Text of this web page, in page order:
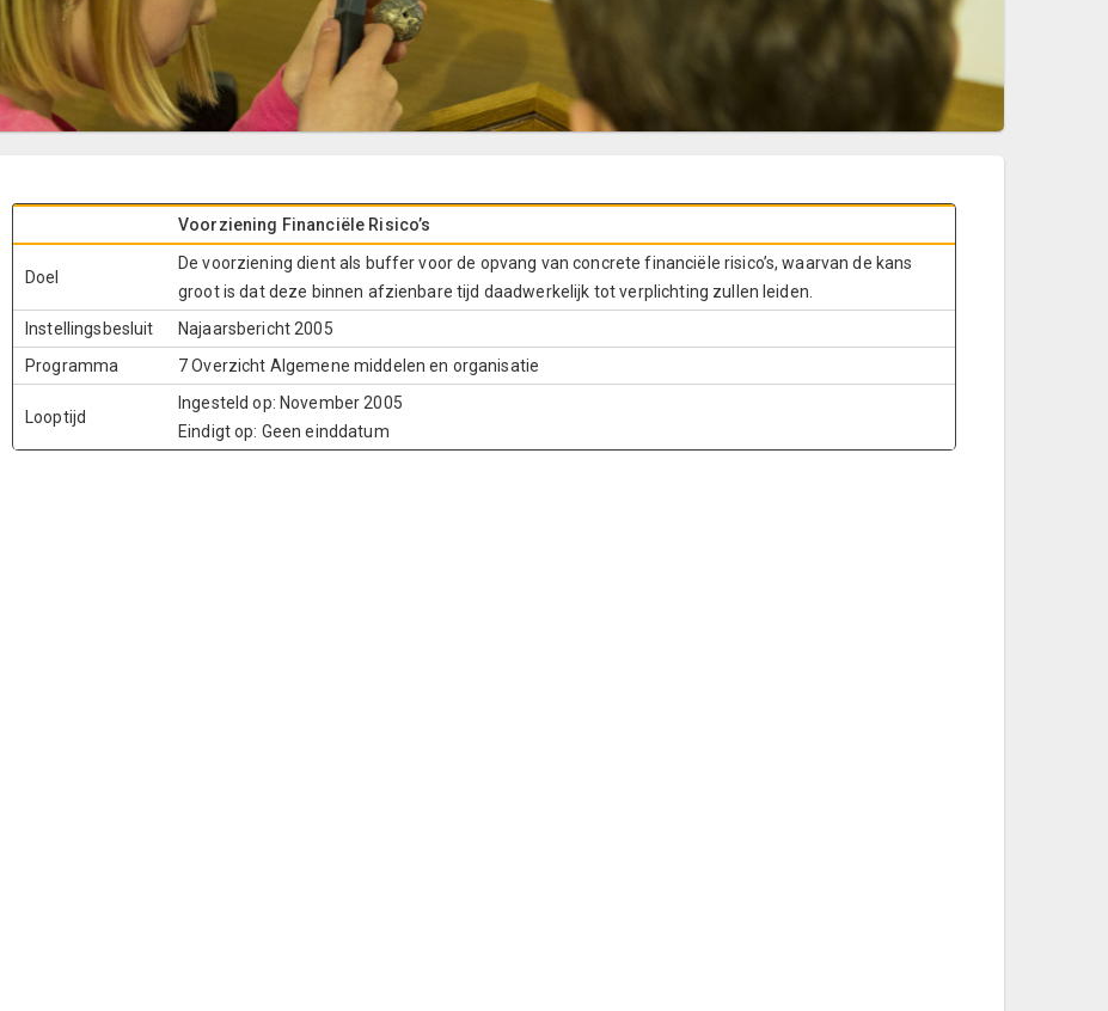
Voorziening Financiële Risico’s
Doel
De voorziening dient als buffer voor de opvang van concrete financiële risico’s, waarvan de kans
groot is dat deze binnen afzienbare tijd daadwerkelijk tot verplichting zullen leiden.
Instellingsbesluit
Najaarsbericht 2005
Programma
7 Overzicht Algemene middelen en organisatie
Looptijd
Ingesteld op: November 2005
Eindigt op: Geen einddatum